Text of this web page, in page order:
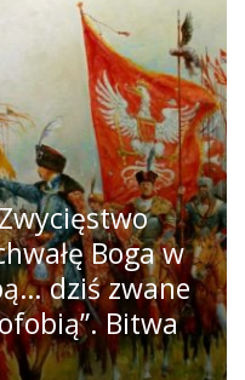
Boga w
dziś zwane
Bitwa